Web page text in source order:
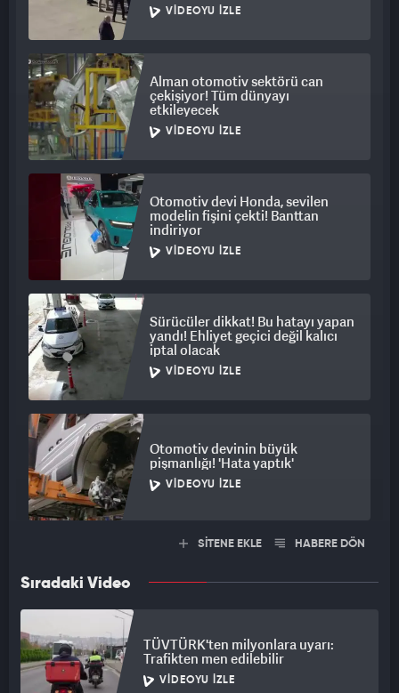
VIDEOYU İZLE
Alman otomotiv sektörü can
çekişiyor! Tüm dünyayı
etkileyecek
VIDEOYU İZLE
Otomotiv devi Honda, sevilen
modelin fişini çekti! Banttan
indiriyor
VIDEOYU İZLE
Sürücüler dikkat! Bu hatayı yapan
yandı! Ehliyet geçici değil kalıcı
iptal olacak
VIDEOYU İZLE
Otomotiv devinin büyük
pişmanlığı! 'Hata yaptık'
VIDEOYU İZLE
SİTENE EKLE HABERE DÖN
Sıradaki Video
TÜVTÜRK'ten milyonlara uyarı:
Trafikten men edilebilir
VIDEOYU İZLE